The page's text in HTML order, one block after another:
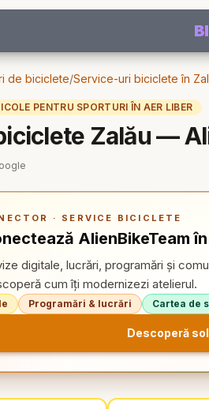
de biciclete/Service-uri biciclete în
PENTRU SPORTURI ÎN AER LIBER
Zalău —
· SERVICE BICICLETE
AlienBikeTeam în
digitale, lucrări, programări și
cum îți modernizezi atelierul.
Programări & lucrări Cartea de
Descoperă